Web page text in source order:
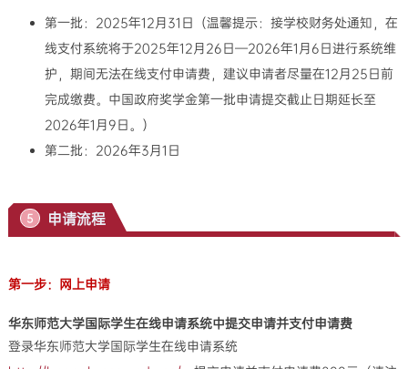
第一批：2025年12月31日（温馨提示：接学校财务处通知，在
线支付系统将于2025年12月26日—2026年1月6日进行系统维
护，期间无法在线支付申请费，建议申请者尽量在12月25日前
完成缴费。中国政府奖学金第一批申请提交截止日期延长至
2026年1月9日。）
第二批：2026年3月1日
5 申请流程
第一步：网上申请
华东师范大学国际学生在线申请系统中提交申请并支付申请费
登录华东师范大学国际学生在线申请系统